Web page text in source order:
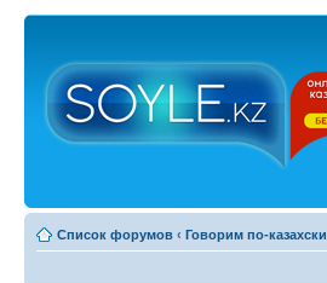
Список форумов ‹ Говорим по-казахски